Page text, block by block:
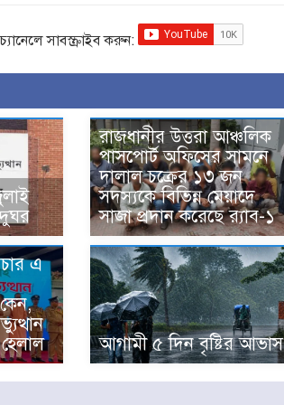
সাবস্ক্রাইব করুন:
রাজধানীর উত্তরা আঞ্চলিক
পাসপোর্ট অফিসের সামনে
দালাল চক্রের ১৩ জন
সদস্যকে বিভিন্ন মেয়াদে
সাজা প্রদান করেছে র‌্যাব-১
এ
হেলাল
আগামী ৫ দিন বৃষ্টির আভাস